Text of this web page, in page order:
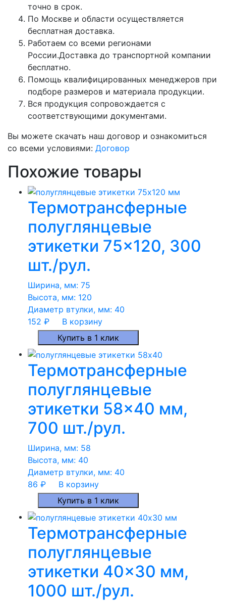
точно в срок.
По Москве и области осуществляется
бесплатная доставка.
Работаем со всеми регионами
России.Доставка до транспортной компании
бесплатно.
Помощь квалифицированных менеджеров при
подборе размеров и материала продукции.
Вся продукция сопровождается с
соответствующими документами.
Вы можете скачать наш договор и ознакомиться
со всеми условиями: Договор
Похожие товары
Термотрансферные
полуглянцевые
этикетки 75×120, 300
шт./рул.
Ширина, мм: 75
Высота, мм: 120
Диаметр втулки, мм: 40
152 ₽
В корзину
Купить в 1 клик
Термотрансферные
полуглянцевые
этикетки 58×40 мм,
700 шт./рул.
Ширина, мм: 58
Высота, мм: 40
Диаметр втулки, мм: 40
86 ₽
В корзину
Купить в 1 клик
Термотрансферные
полуглянцевые
этикетки 40×30 мм,
1000 шт./рул.